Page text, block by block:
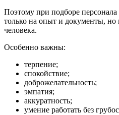
Поэтому при подборе
только на опыт и документы, но
человека.
Особенно важны:
терпение;
спокойствие;
доброжелательность;
эмпатия;
аккуратность;
умение работать без